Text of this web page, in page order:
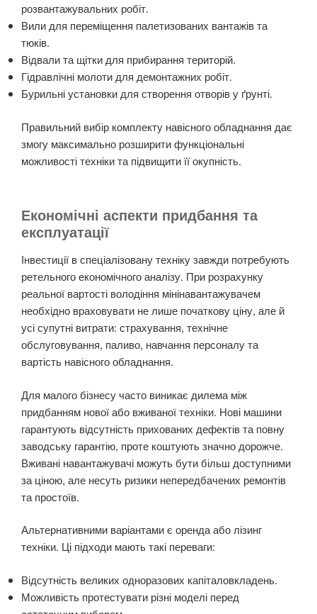
розвантажувальних робіт.
Вили для переміщення палетизованих вантажів та
тюків.
Відвали та щітки для прибирання територій.
Гідравлічні молоти для демонтажних робіт.
Бурильні установки для створення отворів у ґрунті.
Правильний вибір комплекту навісного обладнання дає
змогу максимально розширити функціональні
можливості техніки та підвищити її окупність.
Економічні аспекти придбання та
експлуатації
Інвестиції в спеціалізовану техніку завжди потребують
ретельного економічного аналізу. При розрахунку
реальної вартості володіння мінінавантажувачем
необхідно враховувати не лише початкову ціну, але й
усі супутні витрати: страхування, технічне
обслуговування, паливо, навчання персоналу та
вартість навісного обладнання.
Для малого бізнесу часто виникає дилема між
придбанням нової або вживаної техніки. Нові машини
гарантують відсутність прихованих дефектів та повну
заводську гарантію, проте коштують значно дорожче.
Вживані навантажувачі можуть бути більш доступними
за ціною, але несуть ризики непередбачених ремонтів
та простоїв.
Альтернативними варіантами є оренда або лізинг
техніки. Ці підходи мають такі переваги:
Відсутність великих одноразових капіталовкладень.
Можливість протестувати різні моделі перед